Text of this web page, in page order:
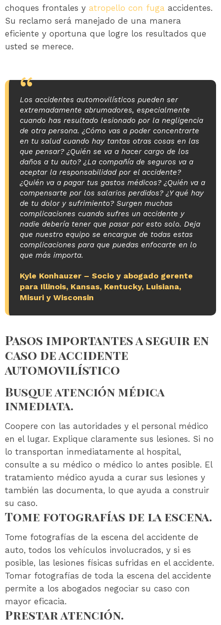
choques frontales y atropello con fuga accidentes.
Su reclamo será manejado de una manera
eficiente y oportuna que logre los resultados que
usted se merece.
Los accidentes automovilísticos pueden ser
extremadamente abrumadores, especialmente
cuando has resultado lesionado por la negligencia
de otra persona. ¿Cómo vas a poder concentrarte
en tu salud cuando hay tantas otras cosas en las
que pensar? ¿Quién se va a hacer cargo de los
daños a tu auto? ¿La compañía de seguros va a
aceptar la responsabilidad por el accidente?
¿Quién va a pagar tus gastos médicos? ¿Quién va a
compensarte por los salarios perdidos? ¿Y qué hay
de tu dolor y sufrimiento? Surgen muchas
complicaciones cuando sufres un accidente y
nadie debería tener que pasar por esto solo. Deja
que nuestro equipo se encargue de todas estas
complicaciones para que puedas enfocarte en lo
que más importa.
Kyle Konhauzer – Socio y abogado gerente
para Illinois, Kansas, Kentucky, Luisiana,
Misuri y Wisconsin
Pasos importantes a seguir en
caso de accidente
automovilístico
Busque atención médica
inmediata.
Coopere con las autoridades y el personal médico
en el lugar. Explique claramente sus lesiones. Si no
lo transportan inmediatamente al hospital,
consulte a su médico o médico lo antes posible. El
tratamiento médico ayuda a curar sus lesiones y
también las documenta, lo que ayuda a construir
su caso.
Tome fotografías de la escena.
Tome fotografías de la escena del accidente de
auto, todos los vehículos involucrados, y si es
posible, las lesiones físicas sufridas en el accidente.
Tomar fotografías de toda la escena del accidente
permite a los abogados negociar su caso con
mayor eficacia.
Prestar atención.